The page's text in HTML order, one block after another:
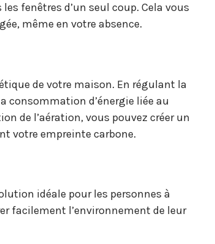
fenêtres d’un seul coup. Cela vous
même en votre absence.
de votre maison. En régulant la
consommation d’énergie liée au
de l’aération, vous pouvez créer un
votre empreinte carbone.
idéale pour les personnes à
facilement l’environnement de leur